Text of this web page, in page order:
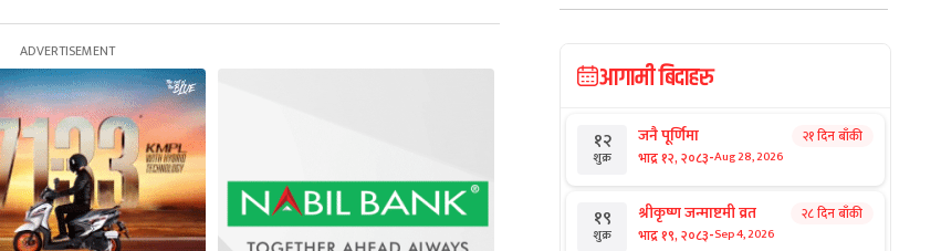
आगामी बिदाहरु
१२
शुक्र
जनै पूर्णिमा
भाद्र १२, २०८३-Aug 28, 2026
२१ दिन बाँकी
१९
शुक्र
श्रीकृष्ण जन्माष्टमी व्रत
भाद्र १९, २०८३-Sep 4, 2026
२८ दिन बाँकी